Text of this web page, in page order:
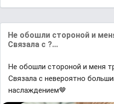
Не обошли стороной и
Связала с ?...
Не обошли стороной и меня
Связала с невероятно
наслаждением🤎